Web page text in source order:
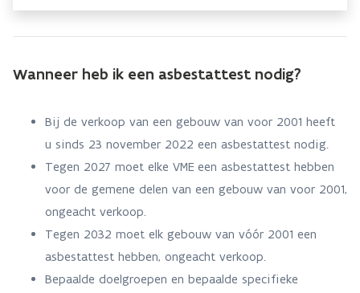
Wanneer heb ik een asbestattest nodig?
Bij de verkoop van een gebouw van voor 2001 heeft
u sinds 23 november 2022 een asbestattest nodig.
Tegen 2027 moet elke VME een asbestattest hebben
voor de gemene delen van een gebouw van voor 2001,
ongeacht verkoop.
Tegen 2032 moet elk gebouw van vóór 2001 een
asbestattest hebben, ongeacht verkoop.
Bepaalde doelgroepen en bepaalde specifieke